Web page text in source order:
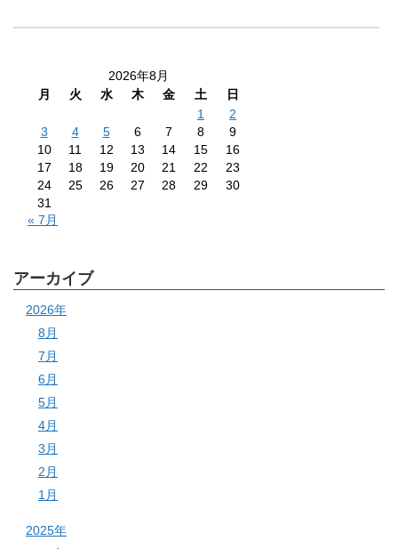
2026年8月
月
火 水 木 金 土
日
1
2
3
4 5 6 7 8
9
10
11 12 13 14 15
16
17
18 19 20 21 22
23
24
25 26 27 28 29
30
31
« 7月
アーカイブ
2026年
8月
7月
6月
5月
4月
3月
2月
1月
2025年